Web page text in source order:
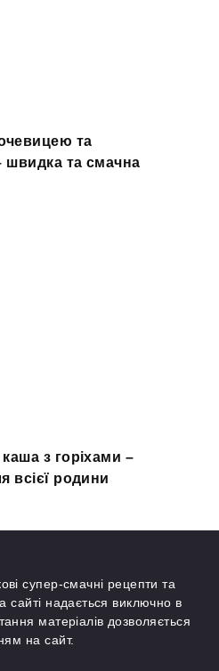
та
та смачна
з горіхами –
всієї родини
супер-смачні рецепти та
сайті надається виключно в
матеріалів дозволяється
на сайт.